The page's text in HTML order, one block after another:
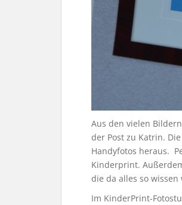
Aus den vielen
der Post zu Katrin.
Handyfotos heraus.
Kinderprint.
die da alles so wissen
Im KinderPrint-